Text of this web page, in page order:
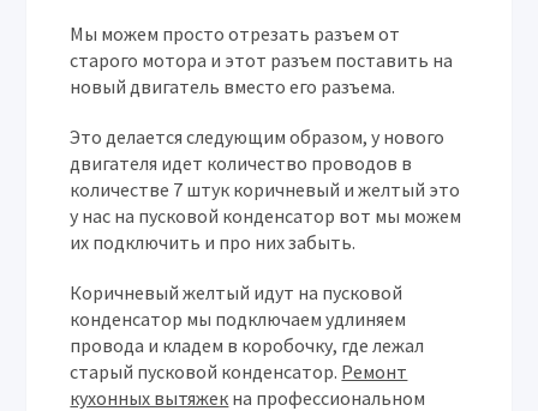
Мы можем просто отрезать разъем от
старого мотора и этот разъем поставить на
новый двигатель вместо его разъема.
Это делается следующим образом, у нового
двигателя идет количество проводов в
количестве 7 штук коричневый и желтый это
у нас на пусковой конденсатор вот мы можем
их подключить и про них забыть.
Коричневый желтый идут на пусковой
конденсатор мы подключаем удлиняем
провода и кладем в коробочку, где лежал
старый пусковой конденсатор. Ремонт
кухонных вытяжек на профессиональном